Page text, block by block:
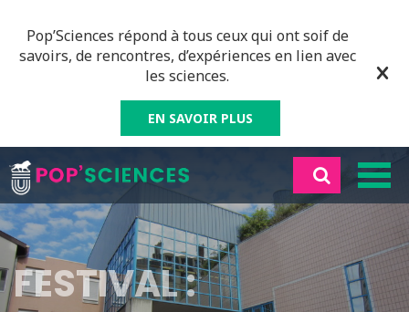
Pop’Sciences répond à tous ceux qui ont soif de
savoirs, de rencontres, d’expériences en lien avec
les sciences.
EN SAVOIR PLUS
FESTIVAL :